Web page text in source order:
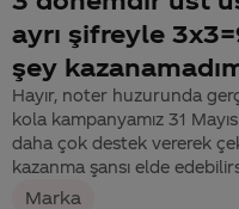
ayrı şifreyle
şey
Hayır, noter huzurunda
kola kampanyamız 31
daha çok destek vererek
kazanma şansı elde
Marka